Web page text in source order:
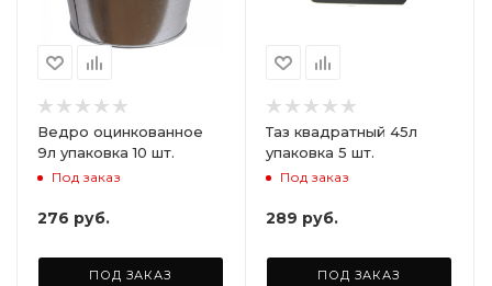
Ведро оцинкованное
9л упаковка 10 шт.
Под заказ
276 руб.
ПОД ЗАКАЗ
Таз квадратный 45л
упаковка 5 шт.
Под заказ
289 руб.
ПОД ЗАКАЗ